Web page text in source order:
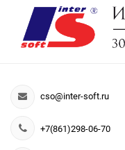
cso@inter-soft.ru
+7(861)298-06-70